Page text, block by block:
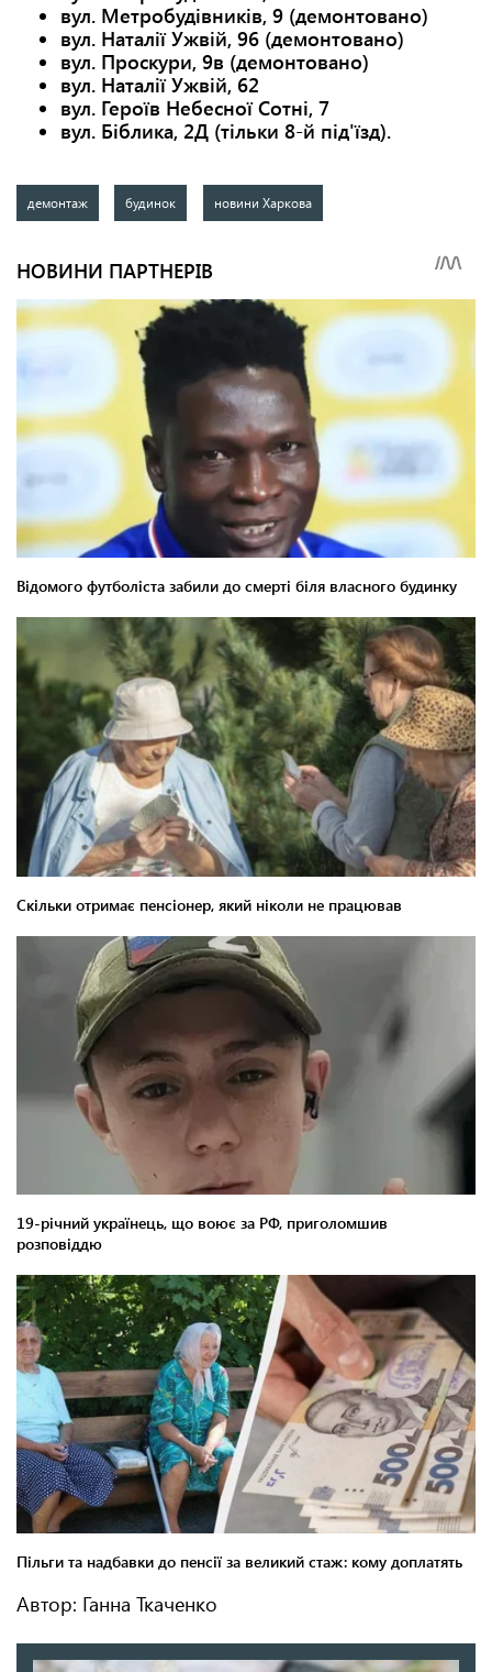
вул. Метробудівників, 9 (демонтовано)
вул. Наталії Ужвій, 96 (демонтовано)
вул. Проскури, 9в (демонтовано)
вул. Наталії Ужвій, 62
вул. Героїв Небесної Сотні, 7
вул. Біблика, 2Д (тільки 8-й під'їзд).
демонтаж будинок новини Харкова
Автор: Ганна Ткаченко